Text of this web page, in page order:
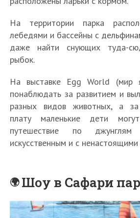
На территории парка
лебедями и бассейны с
даже найти снующих туда-
рыбок.
На выставке Egg World (мир
понаблюдать за развитием и
разных видов животных, а за
плату маленькие дети
путешествие по
искусственным и с
Шоу в Сафари